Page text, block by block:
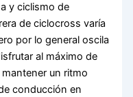
y ciclismo de
de ciclocross varía
por lo general oscila
al máximo de
un ritmo
conducción en